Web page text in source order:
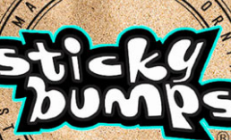
Travel boardbags 6'3'' - Funda de surf,
JUST
Marcas|Just
Ancho |56cm
Tamano|200cm